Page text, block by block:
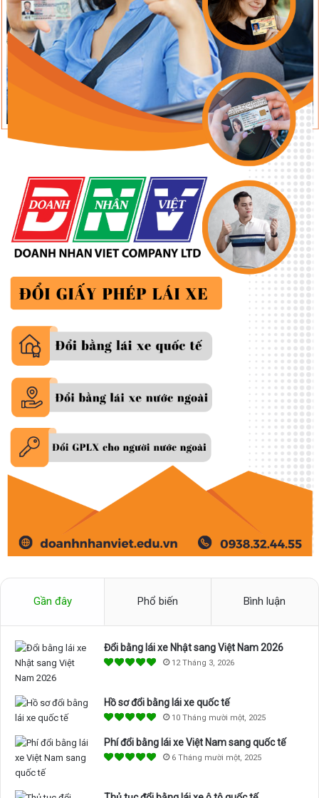
Gần đây Phổ biến Bình luận
Đổi bằng lái xe Nhật sang Việt Nam 2026
12 Tháng 3, 2026
Hồ sơ đổi bằng lái xe quốc tế
10 Tháng mười một, 2025
Phí đổi bằng lái xe Việt Nam sang quốc tế
6 Tháng mười một, 2025